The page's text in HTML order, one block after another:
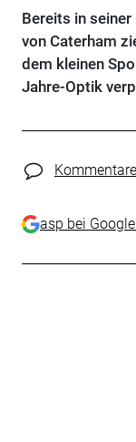
Bereits in
von Caterham
dem kleinen
Jahre-Optik
Kommentare
asp bei